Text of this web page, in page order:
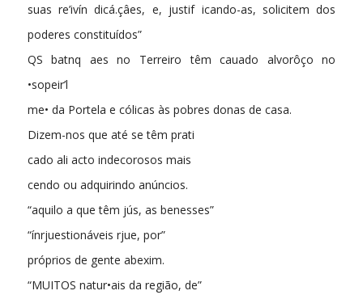
suas re’ivín­ dicá.çâes, e, justif icando-as, solicitem dos
poderes constituídos”
QS batnq aes no Terreiro têm cauado alvorôço no
•sopeir’l­
me• da Portela e cólicas às pobres donas de casa.
Dizem-nos que até se têm prati­
cado ali acto indecorosos mais
cendo ou adquirindo anúncios.
“aquilo a que têm jús, as benesses”
“ínrjuestionáveis rjue, por”
próprios de gente abexim.
“MUITOS natur•ais da região, de­”